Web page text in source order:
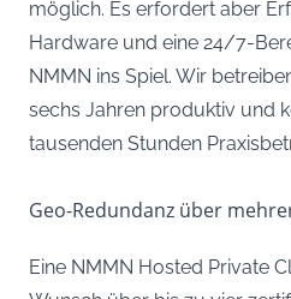
möglich. Es erfordert aber
Hardware und eine 24/7-
NMMN ins Spiel. Wir
sechs Jahren produktiv und
tausenden Stunden
Geo-Redundanz über
Eine NMMN Hosted Private